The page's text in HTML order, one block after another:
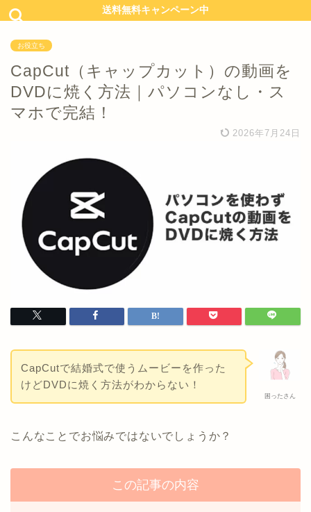
送料無料キャンペーン中
お役立ち
CapCut（キャップカット）の動画を
DVDに焼く方法｜パソコンなし・ス
マホで完結！
2026年7月24日
困ったさん
CapCutで結婚式で使うムービーを作った
けどDVDに焼く方法がわからない！
こんなことでお悩みではないでしょうか？
この記事の内容